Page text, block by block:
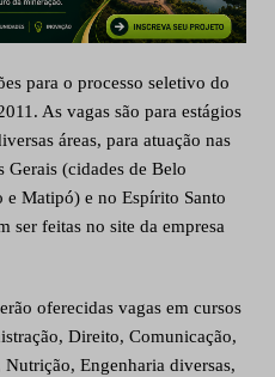
para o processo seletivo do
As vagas são para estágios
áreas, para atuação nas
Gerais (cidades de Belo
Matipó) e no Espírito Santo
ser feitas no site da empresa
oferecidas vagas em cursos
Direito, Comunicação,
Engenharia diversas,